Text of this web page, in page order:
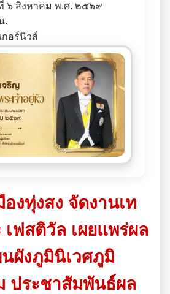
๖ สิงหาคม พ.ศ. ๒๕๖๙
.
กอร์นิวส์
องทุ่งสง จัดงานเท
เฟสติวัล เผยแพร่ผล
ผังภูมินิเวศภูมิ
ประชาสัมพันธ์ผล